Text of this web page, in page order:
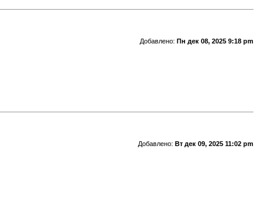
Добавлено: Пн дек 08, 2025 9:18 pm
Добавлено: Вт дек 09, 2025 11:02 pm